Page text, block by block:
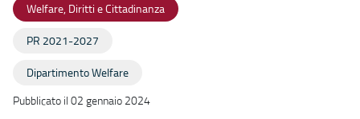
Welfare, Diritti e Cittadinanza
PR 2021-2027
Dipartimento Welfare
Pubblicato il 02 gennaio 2024